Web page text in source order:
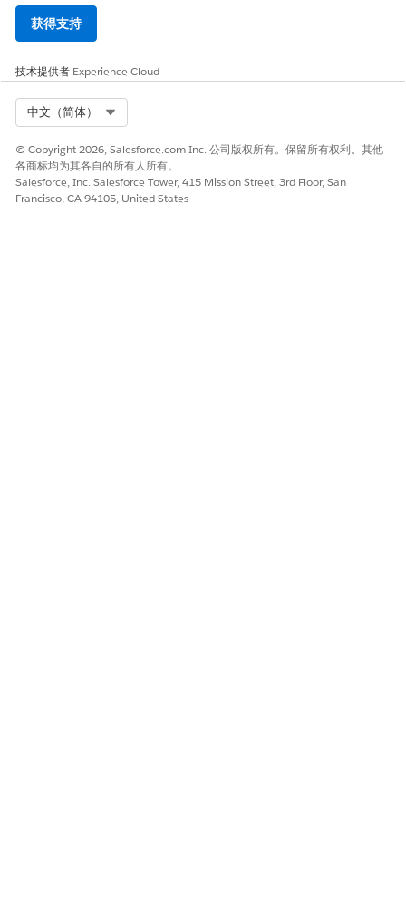
获得支持
技术提供者 Experience Cloud
中文（简体）
© Copyright 2026, Salesforce.com Inc. 公司版权所有。保留所有权利。其他
各商标均为其各自的所有人所有。
Salesforce, Inc. Salesforce Tower, 415 Mission Street, 3rd Floor, San
Francisco, CA 94105, United States